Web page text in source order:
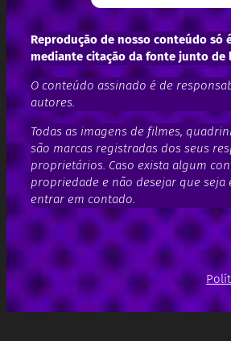
Reprodução de nosso conteúdo só
mediante citação da fonte junto de
O conteúdo assinado é de
autores.
Todas as imagens de filmes,
são marcas registradas dos seus
proprietários. Caso exista algum
propriedade e não desejar que seja
entrar em contado.